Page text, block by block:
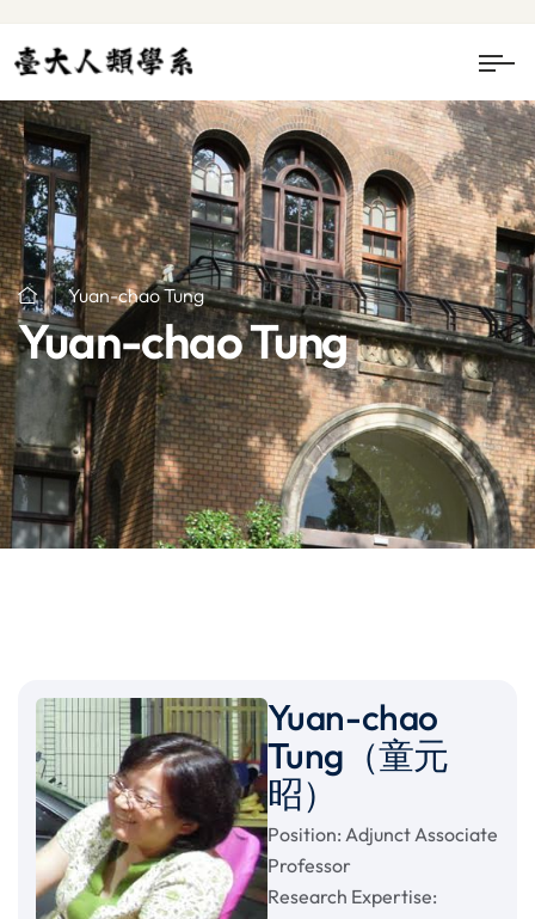
Yuan-chao Tung
Yuan-chao Tung
Yuan-chao
Tung（童元
昭）
Position: Adjunct Associate
Professor
Research Expertise: